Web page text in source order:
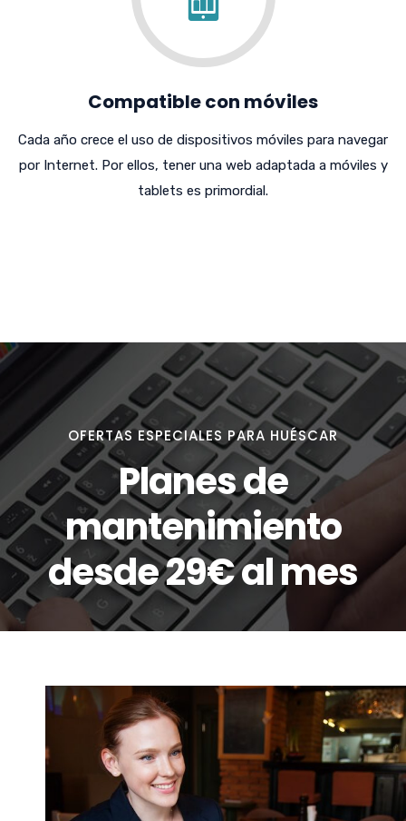
Compatible con móviles
Cada año crece el uso de dispositivos móviles para navegar
por Internet. Por ellos, tener una web adaptada a móviles y
tablets es primordial.
OFERTAS ESPECIALES PARA HUÉSCAR
Planes de
mantenimiento
desde 29€ al mes